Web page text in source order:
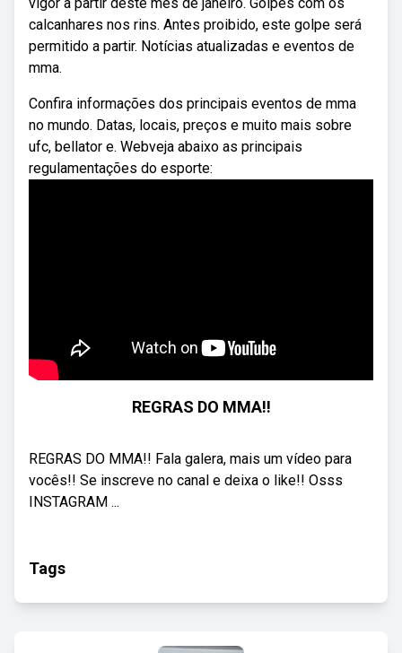
calcanhares nos rins. Antes proibido, este golpe será
permitido a partir. Notícias atualizadas e eventos de
mma.
Confira informações dos principais eventos de mma
no mundo. Datas, locais, preços e muito mais sobre
ufc, bellator e. Webveja abaixo as principais
regulamentações do esporte:
REGRAS DO MMA!!
REGRAS DO MMA!! Fala galera, mais um vídeo para
vocês!! Se inscreve no canal e deixa o like!! Osss
INSTAGRAM ...
Tags